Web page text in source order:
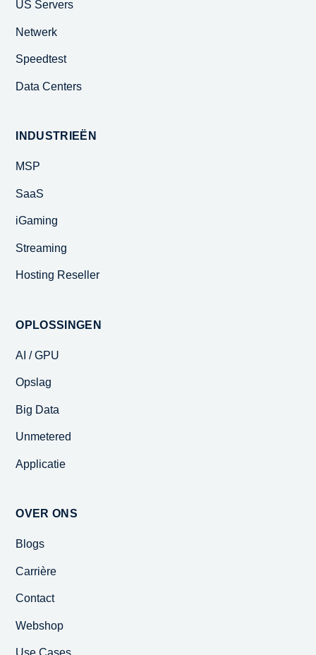
US Servers
Netwerk
Speedtest
Data Centers
INDUSTRIEËN
MSP
SaaS
iGaming
Streaming
Hosting Reseller
OPLOSSINGEN
AI / GPU
Opslag
Big Data
Unmetered
Applicatie
OVER ONS
Blogs
Carrière
Contact
Webshop